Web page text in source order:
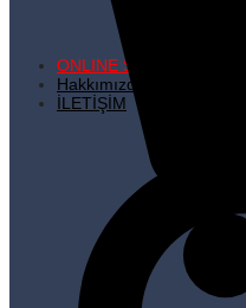
ONLINE SATIŞ
Hakkımızda
İLETİŞİM